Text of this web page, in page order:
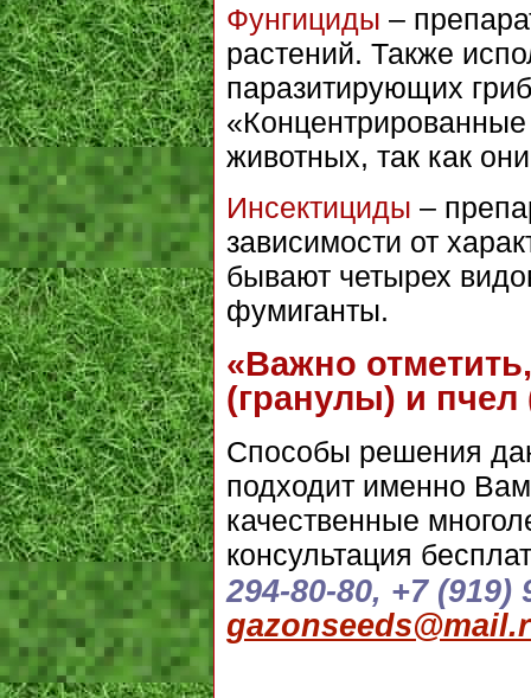
Фунгициды –
растений. Также
паразитирующих
животных, так как
Инсектициды –
зависимости от
бывают четырех
фумиганты.
«Важно
(гранулы) и
Способы решения
подходит именно
качественные
консультация
294-80-80, +7 (919)